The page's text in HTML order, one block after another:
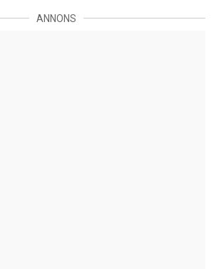
ANNONS